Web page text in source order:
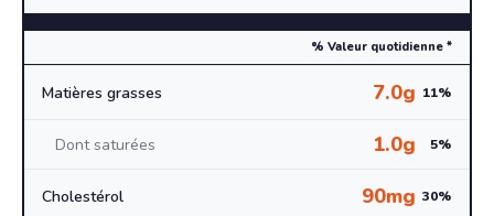
% Valeur quotidienne *
Matières grasses 7.0g 11%
Dont saturées 1.0g 5%
Cholestérol 90mg 30%